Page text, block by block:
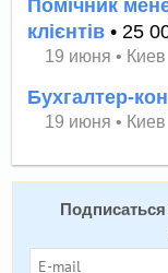
Помічник
клієнтів • 25
19 июня • Киев
Бухгалтер-
19 июня • Киев